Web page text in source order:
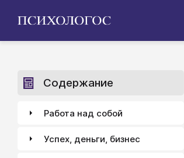
Содержание
Работа над собой
Успех, деньги, бизнес